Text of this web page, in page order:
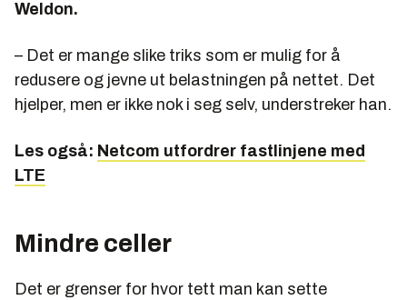
Weldon.
– Det er mange slike triks som er mulig for å
redusere og jevne ut belastningen på nettet. Det
hjelper, men er ikke nok i seg selv, understreker han.
Les også: Netcom utfordrer fastlinjene med
LTE
Mindre celler
Det er grenser for hvor tett man kan sette